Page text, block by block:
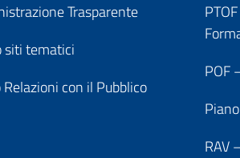
Trasparente
siti tematici
con il Pubblico
POF
RAV